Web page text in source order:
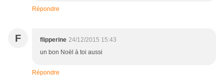
Répondre
F flipperine 24/12/2015 15:43
un bon Noël à toi aussi
Répondre